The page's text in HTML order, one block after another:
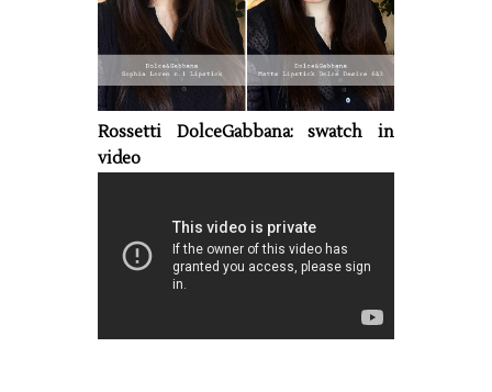
Rossetti DolceGabbana: swatch in
video